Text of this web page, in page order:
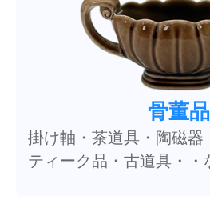
骨董品
掛け軸・茶道具・陶磁器
ティーク品・古道具・・